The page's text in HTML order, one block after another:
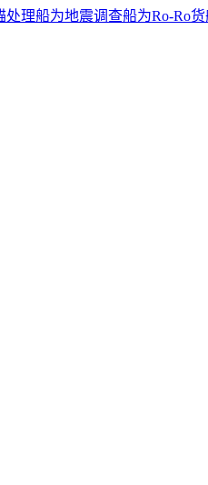
处理船为地震调查船为Ro-Ro